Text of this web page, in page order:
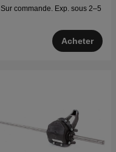
Sur commande. Exp. sous 2–5
Acheter